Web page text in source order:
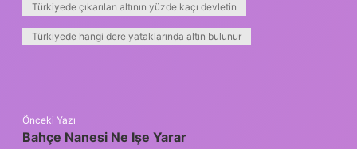
Türkiyede çıkarılan altının yüzde kaçı devletin
Türkiyede hangi dere yataklarında altın bulunur
Önceki Yazı
Bahçe Nanesi Ne Işe Yarar